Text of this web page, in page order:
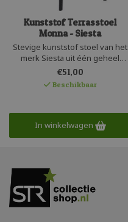
Kunststof Terrasstoel
Monna - Siesta
Stevige kunststof stoel van het
merk Siesta uit één geheel
geproduceerd. Deze
comfortabele kunststof
stapelstoel is licht in gewicht en
stoel is UV bestendig en
recyclebaar. Deze kunststof stoel
€51,00
Beschikbaar
In winkelwagen